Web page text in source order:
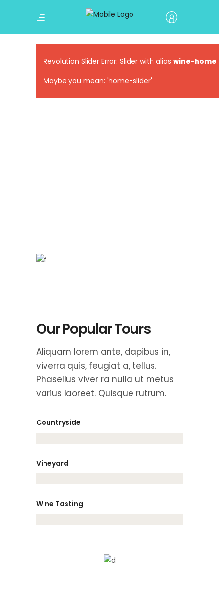
Revolution Slider Error: Slider with alias wine-home
Maybe you mean: 'home-slider'
Our Popular Tours
Aliquam lorem ante, dapibus in,
viverra quis, feugiat a, tellus.
Phasellus viver ra nulla ut metus
varius laoreet. Quisque rutrum.
Countryside
Vineyard
Wine Tasting